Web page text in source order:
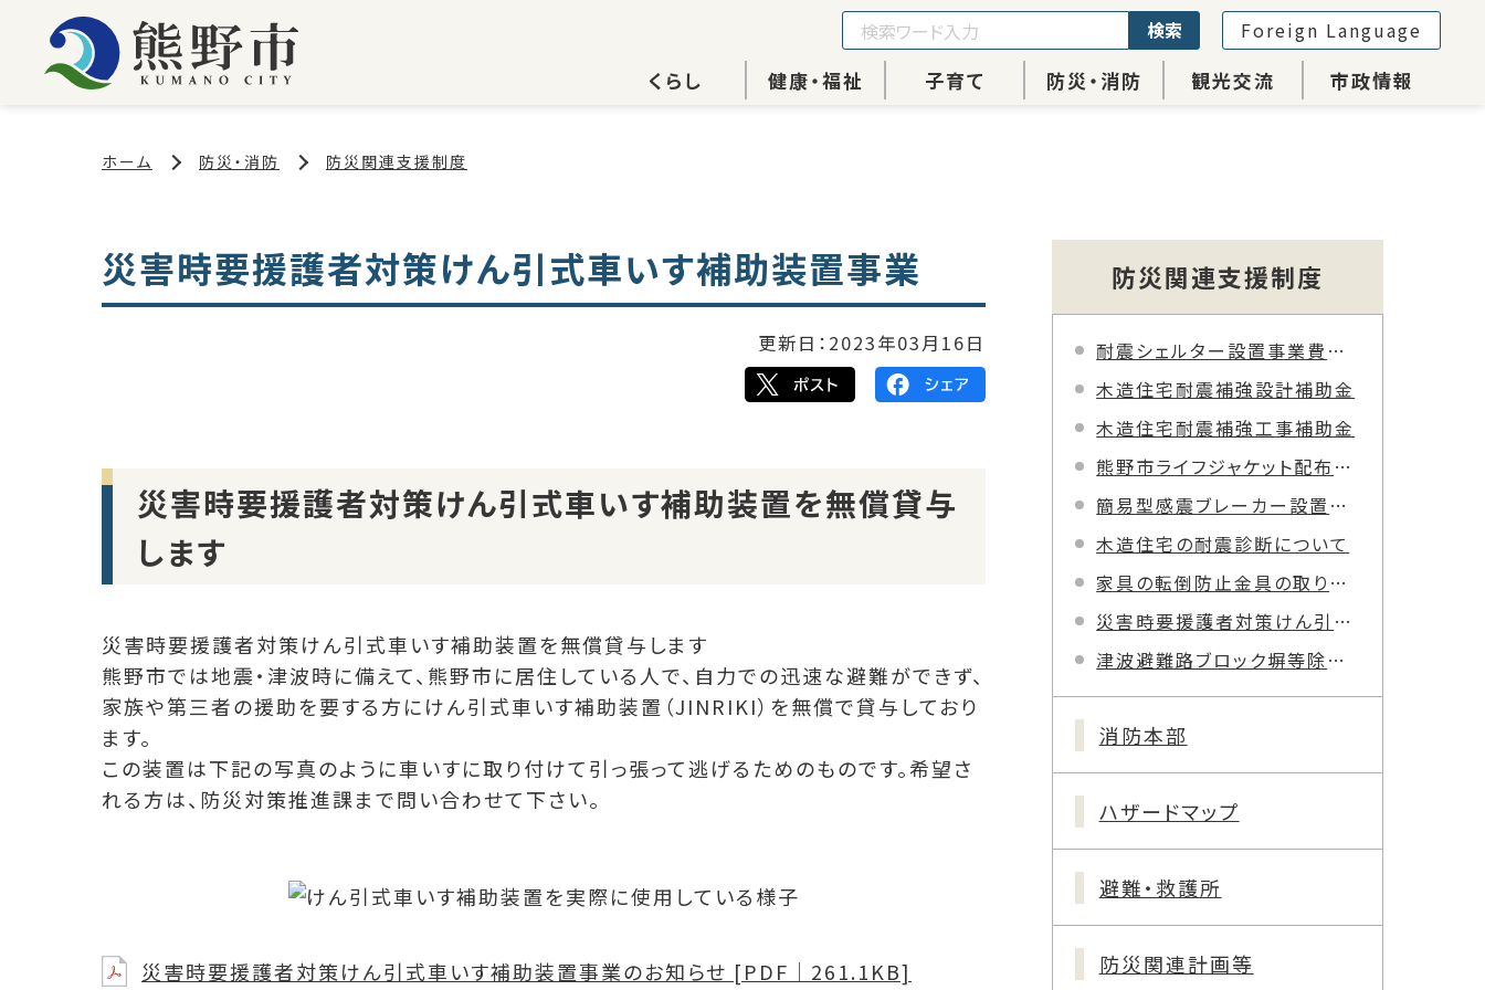
くらし 健康・福祉 子育て 防災・消防 観光交流 市政情報
検索 Foreign Language
ホーム 防災・消防 防災関連支援制度
災害時要援護者対策けん引式車いす補助装置事業
更新日： 2023年03月16日
災害時要援護者対策けん引式車いす補助装置を無償貸与
します
災害時要援護者対策けん引式車いす補助装置を無償貸与します
熊野市では地震・津波時に備えて、熊野市に居住している人で、自力での迅速な避難ができず、
家族や第三者の援助を要する方にけん引式車いす補助装置（JINRIKI）を無償で貸与しており
ます。
この装置は下記の写真のように車いすに取り付けて引っ張って逃げるためのものです。希望さ
れる方は、防災対策推進課まで問い合わせて下さい。
災害時要援護者対策けん引式車いす補助装置事業のお知らせ [PDF｜261.1KB]
防災関連支援制度
耐震シェルター設置事業費補助金
木造住宅耐震補強設計補助金
木造住宅耐震補強工事補助金
熊野市ライフジャケット配布事業
簡易型感震ブレーカー設置促進事業
木造住宅の耐震診断について
家具の転倒防止金具の取り付けについて
災害時要援護者対策けん引式車いす補助装置事業
津波避難路ブロック塀等除去改修事業費補助金
消防本部
ハザードマップ
避難・救護所
防災関連計画等